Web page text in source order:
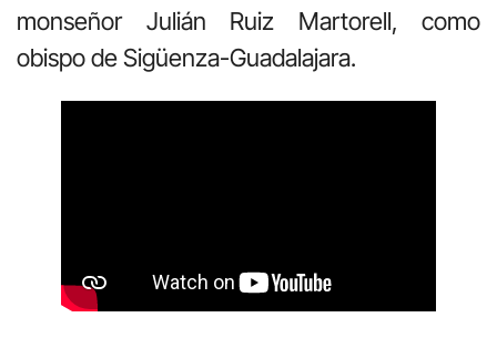
monseñor Julián Ruiz Martorell, como
obispo de Sigüenza-Guadalajara.